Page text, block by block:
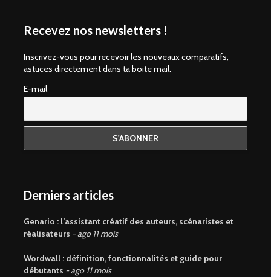
Recevez nos newsletters !
Inscrivez-vous pour recevoir les nouveaux comparatifs,
astuces directement dans ta boite mail.
E-mail
Derniers articles
Genario : l’assistant créatif des auteurs, scénaristes et
réalisateurs
ago 11 mois
Wordwall : définition, fonctionnalités et guide pour
débutants
ago 11 mois